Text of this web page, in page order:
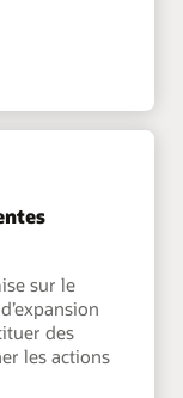
sur le
des
les actions